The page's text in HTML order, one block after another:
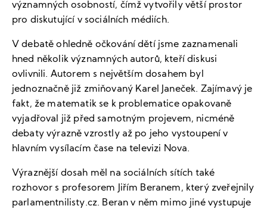
významných osobností, čímž vytvořily větší prostor
pro diskutující v sociálních médiích.
V debatě ohledně očkování dětí jsme zaznamenali
hned několik významných autorů, kteří diskusi
ovlivnili. Autorem s největším dosahem byl
jednoznačně již zmiňovaný Karel Janeček. Zajímavý je
fakt, že matematik se k problematice opakovaně
vyjadřoval již před samotným projevem, nicméně
debaty výrazně vzrostly až po jeho vystoupení v
hlavním vysílacím čase na televizi Nova.
Výraznější dosah měl na sociálních sítích také
rozhovor s profesorem Jiřím Beranem, který zveřejnily
parlamentnilisty.cz. Beran v něm mimo jiné vystupuje